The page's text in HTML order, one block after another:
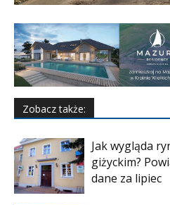
Zobacz także:
Jak wygląda
giżyckim?
dane za lipiec